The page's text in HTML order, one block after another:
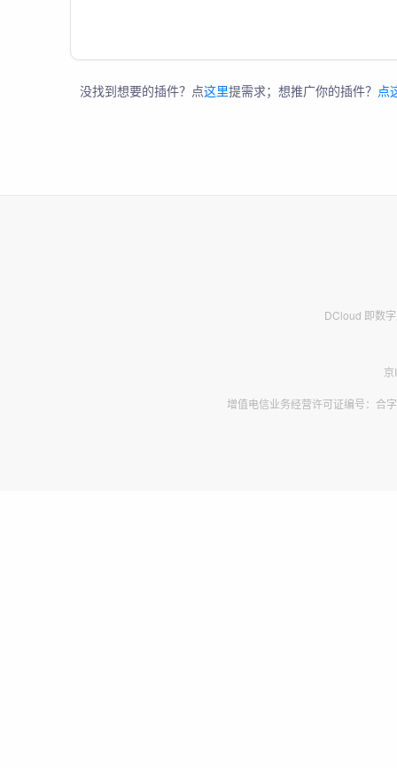
没找到想要的插件？点这里提需求；想推广你的插件？ 点
DCloud 即数
增值电信业务经营许可证编号：合